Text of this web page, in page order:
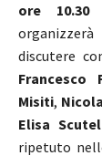
ore 10.30il
discutere
Francesco
Misiti,
Elisa
ripetuto